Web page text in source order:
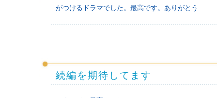
がつけるドラマでした。最高です。ありがとう
続編を期待してます